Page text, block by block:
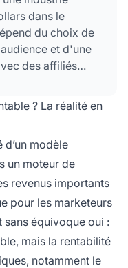
dans le
du choix de
et d'une
des affiliés
? La réalité en
modèle
un moteur de
revenus importants
pour les marketeurs
équivoque oui :
mais la rentabilité
notamment le